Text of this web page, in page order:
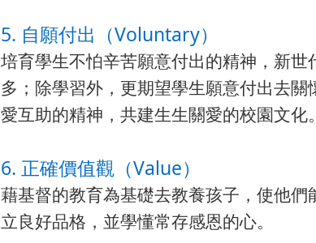
5. 自願付出（Voluntary）
培育學生不怕辛苦願意付出的精神，新
多；除學習外，更期望學生願意付出去
愛互助的精神，共建生生關愛的校園文化。
6. 正確價值觀（Value）
藉基督的教育為基礎去教養孩子，使他
立良好品格，並學懂常存感恩的心。